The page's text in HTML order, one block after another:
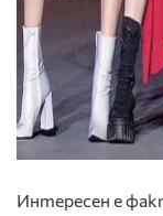
Интересен е